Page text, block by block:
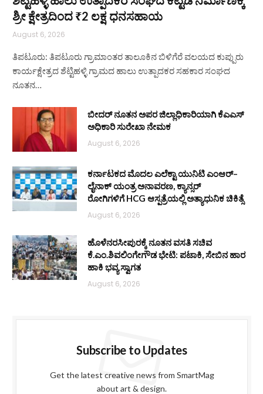
ಶ್ರೀ ಕ್ಷೇತ್ರದಿಂದ ₹2 ಲಕ್ಷ ಧನಸಹಾಯ
August 6, 2026
ತಿಪಟೂರು: ತಿಪಟೂರು ಗ್ರಾಮಾಂತರ ತಾಲೂಕಿನ ಬಿಳಿಗೆರೆ ವಲಯದ ಕುಪ್ಪುರು
ಕಾರ್ಯಕ್ಷೇತ್ರದ ಶೆಟ್ಟಿಹಳ್ಳಿ ಗ್ರಾಮದ ಹಾಲು ಉತ್ಪಾದಕರ ಸಹಕಾರ ಸಂಘದ
ನೂತನ…
ಬೀದರ್ ನೂತನ ಅಪರ ಜಿಲ್ಲಾಧಿಕಾರಿಯಾಗಿ ಕೆಎಎಸ್
ಅಧಿಕಾರಿ ಸುರೇಖಾ ನೇಮಕ
August 6, 2026
ಕರ್ನಾಟಕದ ಮೊದಲ ಎಲೆಕ್ಟಾ ಯುನಿಟಿ ಎಂಆರ್–
ಲೈನಾಕ್ ಯಂತ್ರ ಅನಾವರಣ, ಕ್ಯಾನ್ಸರ್
ರೋಗಿಗಳಿಗೆ HCG ಆಸ್ಪತ್ರೆಯಲ್ಲಿ ಅತ್ಯಾಧುನಿಕ ಚಿಕಿತ್ಸೆ
August 6, 2026
ಹೊಳೆನರಸೀಪುರಕ್ಕೆ ನೂತನ ವಸತಿ ಸಚಿವ
ಕೆ.ಎಂ.ಶಿವಲಿಂಗೇಗೌಡ ಭೇಟಿ: ಪಟಾಕಿ, ಸೇಬಿನ ಹಾರ
ಹಾಕಿ ಭವ್ಯ ಸ್ವಾಗತ
August 6, 2026
Subscribe to Updates
Get the latest creative news from SmartMag
about art & design.